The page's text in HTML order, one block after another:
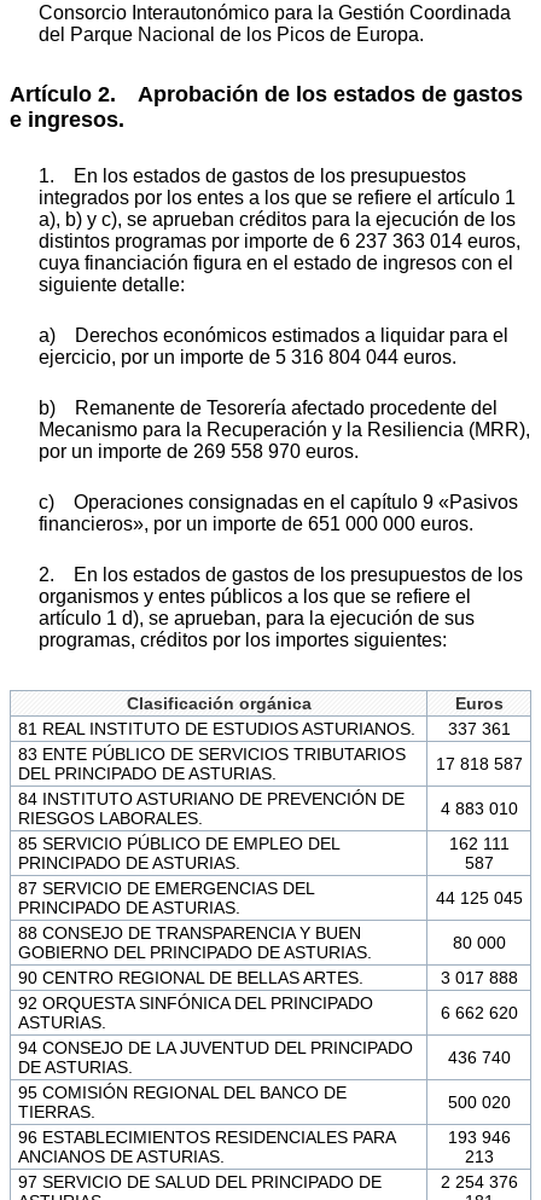
Consorcio Interautonómico para la Gestión Coordinada
del Parque Nacional de los Picos de Europa.
Artículo 2. Aprobación de los estados de gastos
e ingresos.
1. En los estados de gastos de los presupuestos
integrados por los entes a los que se refiere el artículo 1
a), b) y c), se aprueban créditos para la ejecución de los
distintos programas por importe de 6 237 363 014 euros,
cuya financiación figura en el estado de ingresos con el
siguiente detalle:
a) Derechos económicos estimados a liquidar para el
ejercicio, por un importe de 5 316 804 044 euros.
b) Remanente de Tesorería afectado procedente del
Mecanismo para la Recuperación y la Resiliencia (MRR),
por un importe de 269 558 970 euros.
c) Operaciones consignadas en el capítulo 9 «Pasivos
financieros», por un importe de 651 000 000 euros.
2. En los estados de gastos de los presupuestos de los
organismos y entes públicos a los que se refiere el
artículo 1 d), se aprueban, para la ejecución de sus
programas, créditos por los importes siguientes:
Clasificación orgánica
Euros
81 REAL INSTITUTO DE ESTUDIOS ASTURIANOS.
337 361
83 ENTE PÚBLICO DE SERVICIOS TRIBUTARIOS
DEL PRINCIPADO DE ASTURIAS.
17 818 587
84 INSTITUTO ASTURIANO DE PREVENCIÓN DE
RIESGOS LABORALES.
4 883 010
85 SERVICIO PÚBLICO DE EMPLEO DEL
PRINCIPADO DE ASTURIAS.
162 111
587
87 SERVICIO DE EMERGENCIAS DEL
PRINCIPADO DE ASTURIAS.
44 125 045
88 CONSEJO DE TRANSPARENCIA Y BUEN
GOBIERNO DEL PRINCIPADO DE ASTURIAS.
80 000
90 CENTRO REGIONAL DE BELLAS ARTES.
3 017 888
92 ORQUESTA SINFÓNICA DEL PRINCIPADO
ASTURIAS.
6 662 620
94 CONSEJO DE LA JUVENTUD DEL PRINCIPADO
DE ASTURIAS.
436 740
95 COMISIÓN REGIONAL DEL BANCO DE
TIERRAS.
500 020
96 ESTABLECIMIENTOS RESIDENCIALES PARA
ANCIANOS DE ASTURIAS.
193 946
213
97 SERVICIO DE SALUD DEL PRINCIPADO DE
2 254 376